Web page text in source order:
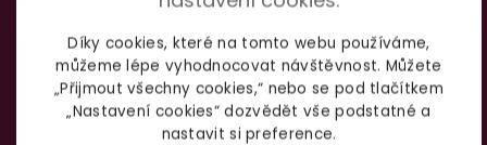
Díky cookies, které na tomto webu používáme,
můžeme lépe vyhodnocovat návštěvnost. Můžete
„Přijmout všechny cookies,“ nebo se pod tlačítkem
„Nastavení cookies“ dozvědět vše podstatné a
nastavit si preference.
SHOWROOM BRNO